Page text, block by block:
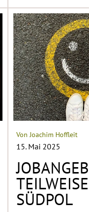
Von Joachim Hoffleit
15. Mai 2025
SÜDPOL